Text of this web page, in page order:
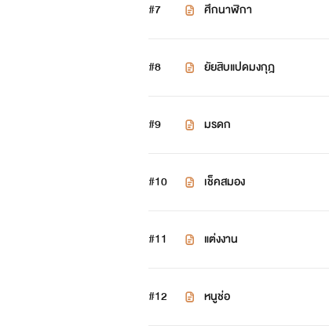
#7 ศึกนาฬิกา
#8 ยัยสิบแปดมงกุฎ
#9 มรดก
#10 เช็คสมอง
#11 แต่งงาน
#12 หนูช่อ